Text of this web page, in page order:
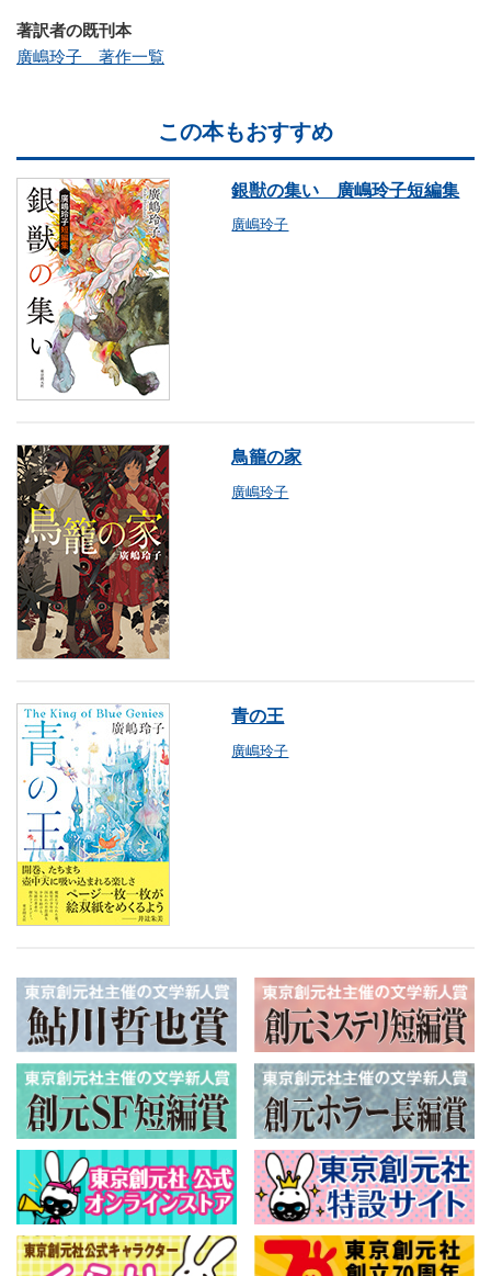
著訳者の既刊本
廣嶋玲子 著作一覧
この本もおすすめ
銀獣の集い 廣嶋玲子短編集
廣嶋玲子
鳥籠の家
廣嶋玲子
青の王
廣嶋玲子